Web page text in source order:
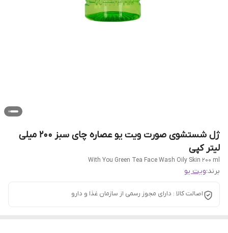
ژل شستشوی صورت ویت یو عصاره چای سبز 200 میلی
لیتر کپی
With You Green Tea Face Wash Oily Skin 200 ml
برند:ویت یو
اصالت کالا : دارای مجوز رسمی از سازمان غذا و دارو